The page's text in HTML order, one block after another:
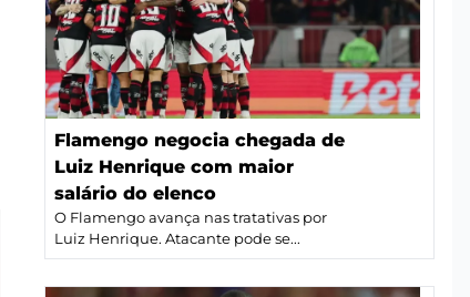
Flamengo negocia chegada de
Luiz Henrique com maior
salário do elenco
O Flamengo avança nas tratativas por
Luiz Henrique. Atacante pode se...